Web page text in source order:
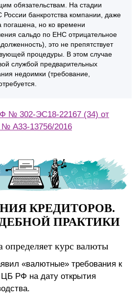
обязательствам. На стадии
банкротства компании, даже
но ко времени
сальдо по ЕНС отрицательное
это не препятствует
процедуры. В этом случае
службой предварительных
недоимки (требование,
№ 302-ЭС18-22167 (34) от
№ А33-13756/2016
КРЕДИТОРОВ.
ПРАКТИКИ
определяет курс валюты
«валютные» требования к
ЦБ РФ на дату открытия